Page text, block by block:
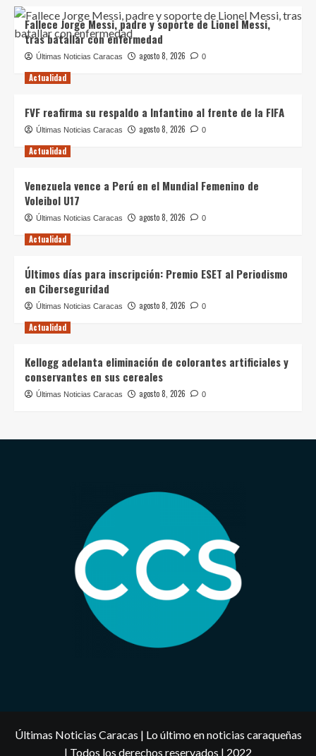
Fallece Jorge Messi, padre y soporte de Lionel Messi,
tras batallar con enfermedad
Últimas Noticias Caracas agosto 8, 2026 0
Actualidad
FVF reafirma su respaldo a Infantino al frente de la FIFA
Últimas Noticias Caracas agosto 8, 2026 0
Actualidad
Venezuela vence a Perú en el Mundial Femenino de
Voleibol U17
Últimas Noticias Caracas agosto 8, 2026 0
Actualidad
Últimos días para inscripción: Premio ESET al Periodismo
en Ciberseguridad
Últimas Noticias Caracas agosto 8, 2026 0
Actualidad
Kellogg adelanta eliminación de colorantes artificiales y
conservantes en sus cereales
Últimas Noticias Caracas agosto 8, 2026 0